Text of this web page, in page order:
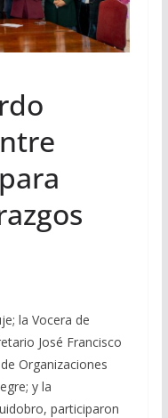
la Vocera de
José Francisco
Organizaciones
y la
participaron